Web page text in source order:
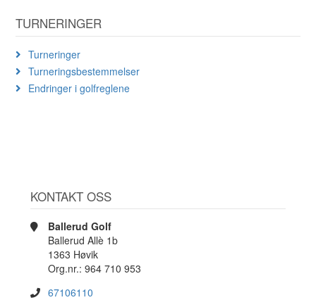
TURNERINGER
Turneringer
Turneringsbestemmelser
Endringer i golfreglene
KONTAKT OSS
Ballerud Golf
Ballerud Allè 1b
1363 Høvik
Org.nr.: 964 710 953
67106110